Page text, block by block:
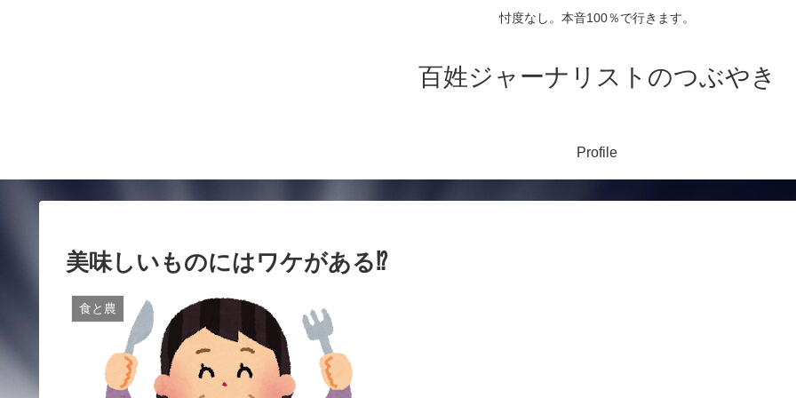
忖度なし。本音100％で行きます。
百姓ジャーナリストのつぶやき
Profile
美味しいものにはワケがある⁉
食と農